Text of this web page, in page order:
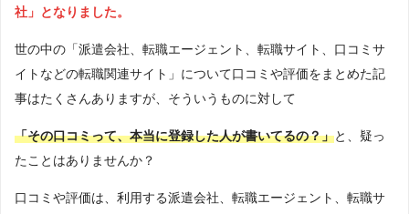
社」となりました。
世の中の「派遣会社、転職エージェント、転職サイト、口コミサ
イトなどの転職関連サイト」について口コミや評価をまとめた記
事はたくさんありますが、そういうものに対して
「その口コミって、本当に登録した人が書いてるの？」と、疑っ
たことはありませんか？
口コミや評価は、利用する派遣会社、転職エージェント、転職サ